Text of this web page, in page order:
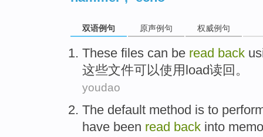
双语例句 原声例句 权威例句
These files can be read back
这些文件可以使用 load读回 。
youdao
The default method is to
have been read back into